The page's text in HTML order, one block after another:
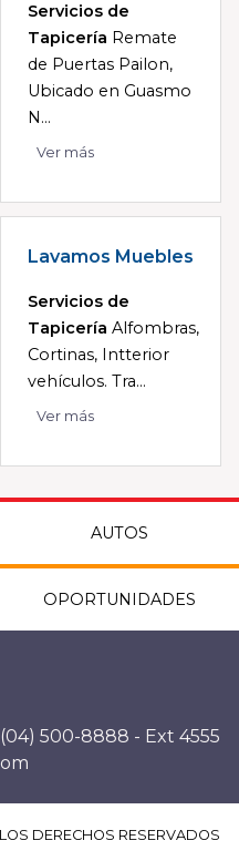
Servicios de
Tapicería Remate
de Puertas Pailon,
Ubicado en Guasmo
N...
Ver más
Lavamos Muebles
Servicios de
Tapicería Alfombras,
Cortinas, Intterior
vehículos. Tra...
Ver más
AUTOS
OPORTUNIDADES
500-8888 - Ext 4555
DERECHOS RESERVADOS